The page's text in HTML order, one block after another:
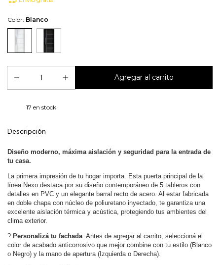
Color: Blanco
17 en stock
Descripción
Diseño moderno, máxima aislación y seguridad para la entrada de
tu casa.
La primera impresión de tu hogar importa. Esta puerta principal de la
línea Nexo destaca por su diseño contemporáneo de 5 tableros con
detalles en PVC y un elegante barral recto de acero. Al estar fabricada
en doble chapa con núcleo de poliuretano inyectado, te garantiza una
excelente aislación térmica y acústica, protegiendo tus ambientes del
clima exterior.
? Personalizá tu fachada: Antes de agregar al carrito, seleccioná el
color de acabado anticorrosivo que mejor combine con tu estilo (Blanco
o Negro) y la mano de apertura (Izquierda o Derecha).